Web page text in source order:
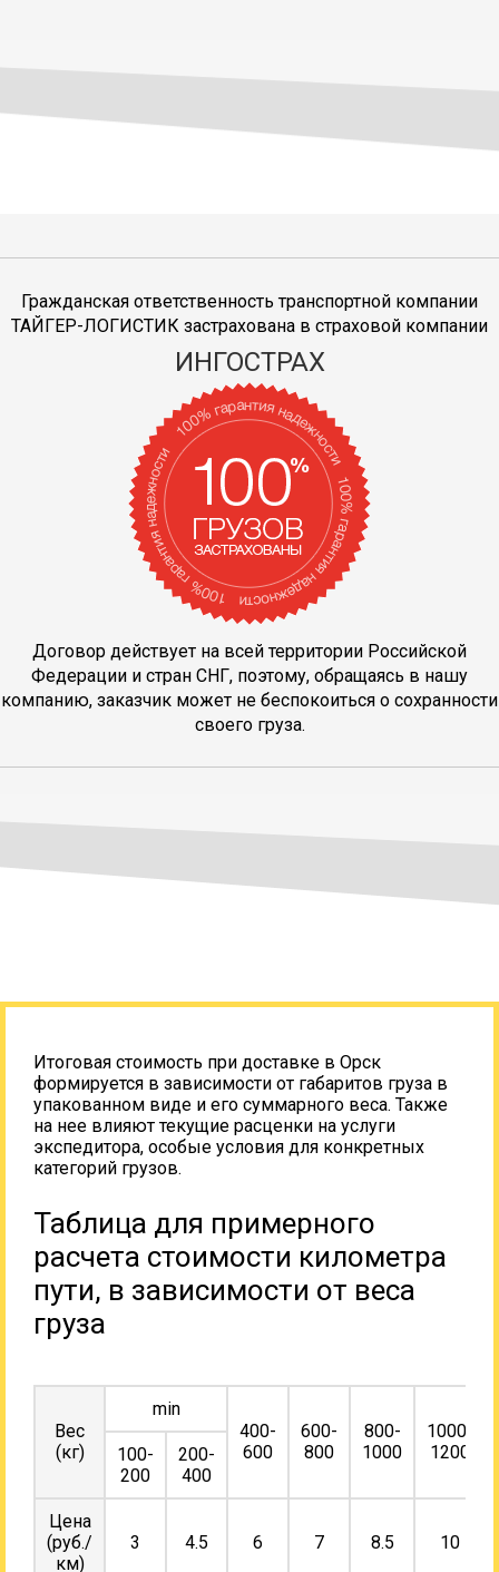
Гражданская ответственность транспортной компании
ТАЙГЕР-ЛОГИСТИК застрахована в страховой компании
ИНГОСТРАХ
Договор действует на всей территории Российской
Федерации и стран СНГ, поэтому, обращаясь в нашу
компанию, заказчик может не беспокоиться о сохранности
своего груза.
Итоговая стоимость при доставке в Орск
формируется в зависимости от габаритов груза в
упакованном виде и его суммарного веса. Также
на нее влияют текущие расценки на услуги
экспедитора, особые условия для конкретных
категорий грузов.
Таблица для примерного
расчета стоимости километра
пути, в зависимости от веса
груза
Вес
(кг)
min
400-
600
600-
800
800-
1000
1000-
1200
100-
200
200-
400
Цена
(руб./
км)
3 4.5 6 7 8.5 10